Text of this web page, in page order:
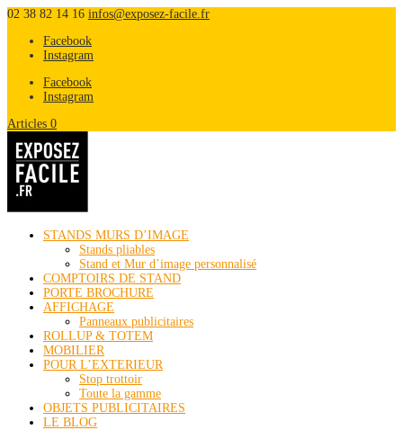
02 38 82 14 16 infos@exposez-facile.fr
Facebook
Instagram
Facebook
Instagram
Articles 0
STANDS MURS D’IMAGE
Stands pliables
Stand et Mur d’image personnalisé
COMPTOIRS DE STAND
PORTE BROCHURE
AFFICHAGE
Panneaux publicitaires
ROLLUP & TOTEM
MOBILIER
POUR L’EXTERIEUR
Stop trottoir
Toute la gamme
OBJETS PUBLICITAIRES
LE BLOG